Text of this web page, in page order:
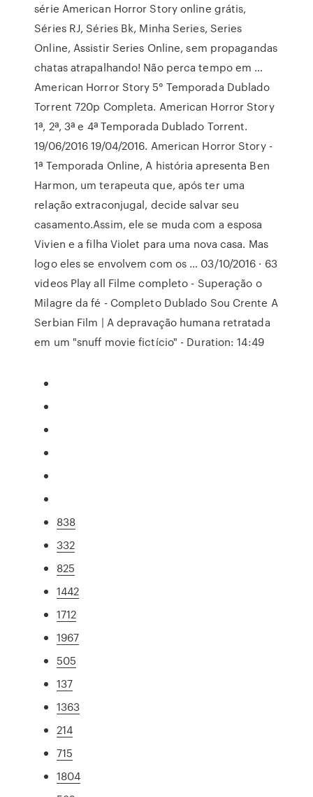
série American Horror Story online grátis,
Séries RJ, Séries Bk, Minha Series, Series
Online, Assistir Series Online, sem propagandas
chatas atrapalhando! Não perca tempo em …
American Horror Story 5° Temporada Dublado
Torrent 720p Completa. American Horror Story
1ª, 2ª, 3ª e 4ª Temporada Dublado Torrent.
19/06/2016 19/04/2016. American Horror Story -
1ª Temporada Online, A história apresenta Ben
Harmon, um terapeuta que, após ter uma
relação extraconjugal, decide salvar seu
casamento.Assim, ele se muda com a esposa
Vivien e a filha Violet para uma nova casa. Mas
logo eles se envolvem com os … 03/10/2016 · 63
videos Play all Filme completo - Superação o
Milagre da fé - Completo Dublado Sou Crente A
Serbian Film | A depravação humana retratada
em um "snuff movie fictício" - Duration: 14:49
838
332
825
1442
1712
1967
505
137
1363
214
715
1804